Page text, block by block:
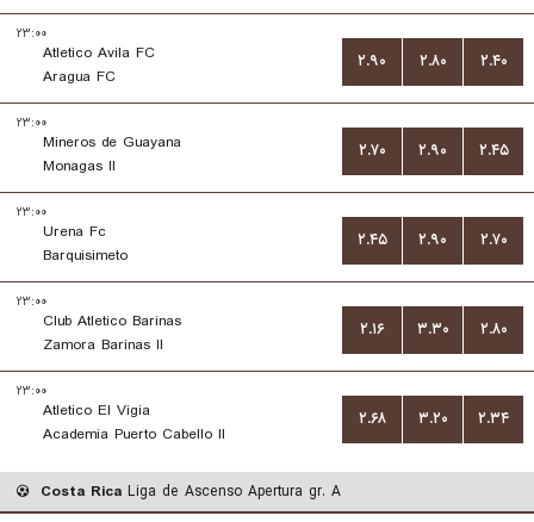
۲۳:۰۰
Atletico Avila FC
Aragua FC
۲.۹۰ ۲.۸۰ ۲.۴۰
۲۳:۰۰
Mineros de Guayana
Monagas II
۲.۷۰ ۲.۹۰ ۲.۴۵
۲۳:۰۰
Urena Fc
Barquisimeto
۲.۴۵ ۲.۹۰ ۲.۷۰
۲۳:۰۰
Club Atletico Barinas
Zamora Barinas II
۲.۱۶ ۳.۳۰ ۲.۸۰
۲۳:۰۰
Atletico El Vigia
Academia Puerto Cabello II
۲.۶۸ ۳.۲۰ ۲.۳۴
Costa Rica Liga de Ascenso Apertura gr. A